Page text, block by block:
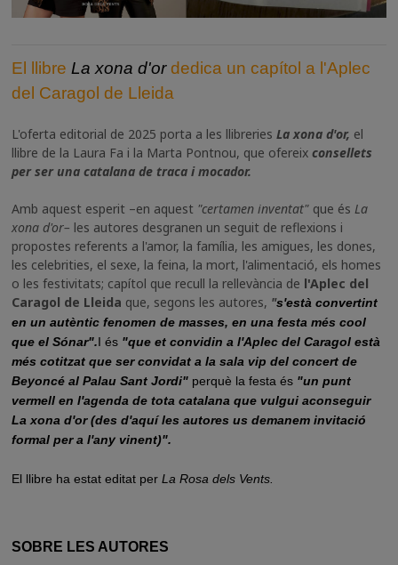
El llibre La xona d'ordedica un capítol a l'Aplec
del Caragol de Lleida
L'oferta editorial de 2025 porta a les llibreriesLa xona d'or, el
llibre de la Laura Fa i la Marta Pontnou, que ofereixconsellets
per ser una catalana de traca i mocador.
Amb aquest esperit –en aquest "certamen inventat" que ésLa
xona d'or– les autores desgranen un seguit de reflexions i
propostes referents a l'amor, la família, les amigues, les dones,
les celebrities, el sexe, la feina, la mort, l'alimentació, els homes
o les festivitats; capítol que recull la rellevància de l'Aplec del
Caragol de Lleida que, segons les autores, "s'està convertint
en un autèntic fenomen de masses, en una festa més cool
que el Sónar".I és "que et convidin a l'Aplec del Caragol està
més cotitzat que ser convidat a la sala vip del concert de
Beyoncé al Palau Sant Jordi" perquè la festa és "un punt
vermell en l'agenda de tota catalana que vulgui aconseguir
La xona d'or (des d'aquí les autores us demanem invitació
formal per a l'any vinent)".
El llibre ha estat editat perLa Rosa dels Vents.
SOBRE LES AUTORES